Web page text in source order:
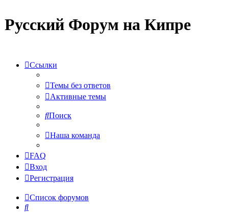
Русский Форум на Кипре
Ссылки
Темы без ответов
Активные темы
Поиск
Наша команда
FAQ
Вход
Регистрация
Список форумов
Поиск